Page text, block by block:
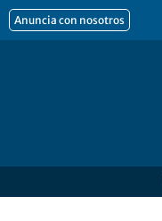
al
Anuncia con nosotros